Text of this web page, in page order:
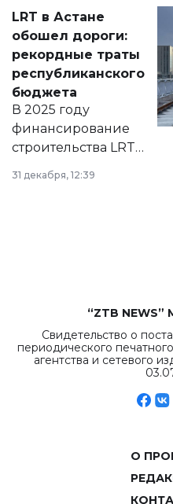
документ
появился в базе
нормативных
правовых актов и
на сайте маслихат
города.
LRT в Астане
обошел дороги:
рекордные траты
республиканского
бюджета
В 2025 году
финансирование
строительства LRT
в Астане из
республиканского
31 декабря, 12:39
“ZTB NEWS”
Свидетельство о
периодического
агентства и сетевого
О